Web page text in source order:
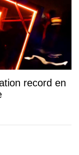
record en